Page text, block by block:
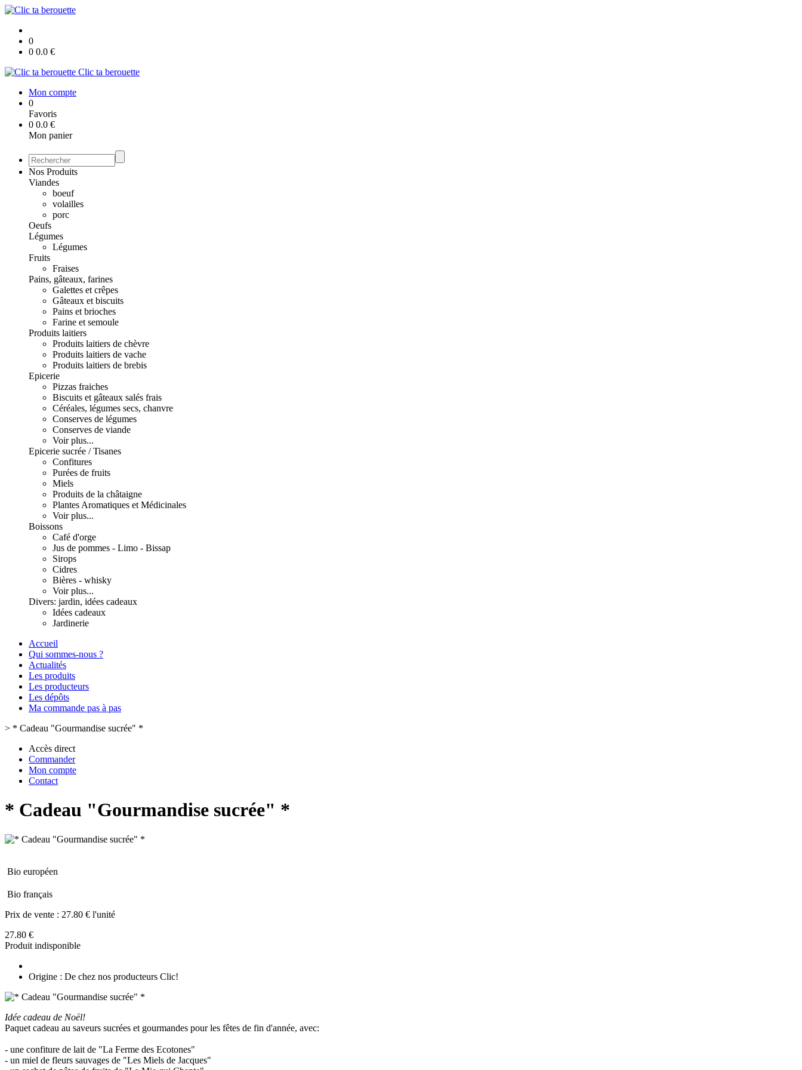
0
0 0.0 €
Clic ta berouette
Mon compte
0
Favoris
0 0.0 €
Mon panier
Nos Produits
Viandes
boeuf
volailles
porc
Oeufs
Légumes
Légumes
Fruits
Fraises
Pains, gâteaux, farines
Galettes et crêpes
Gâteaux et biscuits
Pains et brioches
Farine et semoule
Produits laitiers
Produits laitiers de chèvre
Produits laitiers de vache
Produits laitiers de brebis
Epicerie
Pizzas fraiches
Biscuits et gâteaux salés frais
Céréales, légumes secs, chanvre
Conserves de légumes
Conserves de viande
Voir plus...
Epicerie sucrée / Tisanes
Confitures
Purées de fruits
Miels
Produits de la châtaigne
Plantes Aromatiques et Médicinales
Voir plus...
Boissons
Café d'orge
Jus de pommes - Limo - Bissap
Sirops
Cidres
Bières - whisky
Voir plus...
Divers: jardin, idées cadeaux
Idées cadeaux
Jardinerie
Accueil
Qui sommes-nous ?
Actualités
Les produits
Les producteurs
Les dépôts
Ma commande pas à pas
> * Cadeau "Gourmandise sucrée" *
Accès direct
Commander
Mon compte
Contact
* Cadeau "Gourmandise sucrée" *
Bio européen
Bio français
Prix de vente : 27.80 € l'unité
27.80 €
Produit indisponible
Origine : De chez nos producteurs Clic!
Idée cadeau de Noël!
Paquet cadeau au saveurs sucrées et gourmandes pour les fêtes de fin d'année, avec:
- une confiture de lait de "La Ferme des Ecotones"
- un miel de fleurs sauvages de "Les Miels de Jacques"